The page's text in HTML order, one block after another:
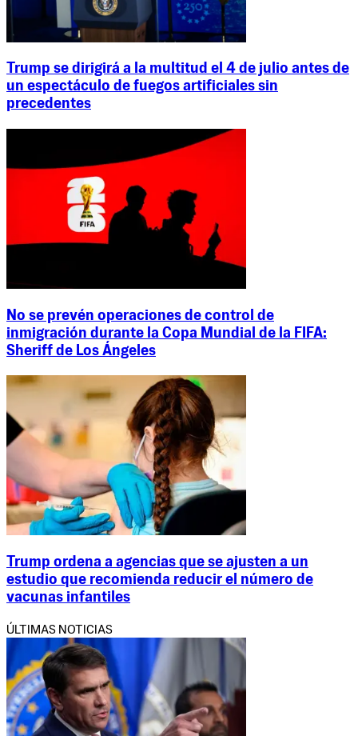
Trump se dirigirá a la multitud el 4 de julio antes de
un espectáculo de fuegos artificiales sin
precedentes
No se prevén operaciones de control de
inmigración durante la Copa Mundial de la FIFA:
Sheriff de Los Ángeles
Trump ordena a agencias que se ajusten a un
estudio que recomienda reducir el número de
vacunas infantiles
ÚLTIMAS NOTICIAS